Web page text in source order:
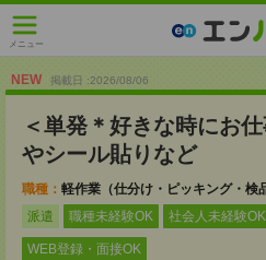
メニュー
NEW 掲載日 :2026/08/06
＜単発＊好きな時にお
やシール貼りなど
職種： 軽作業（仕分け・ピッキング・検
派遣
職種未経験OK 社会人未経験OK
WEB登録・面接OK